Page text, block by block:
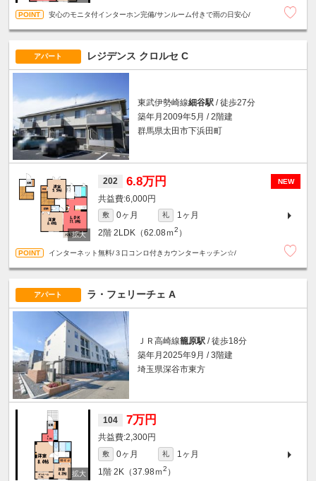
安心のモニタ付インターホン完備/サンルーム付きで雨の日安心/
アパート レジデンス クロルセ C
東武伊勢崎線細谷駅 / 徒歩27分
築年月2009年5月 / 2階建
群馬県太田市下浜田町
NEW
202 6.8万円
6,000円
敷 0ヶ月 礼
1ヶ月
2階 2LDK（62.08ｍ2 ）
インターネット無料/３口コンロ付きカウンターキッチン☆/
アパート ラ・フェリーチェ A
ＪＲ高崎線籠原駅 / 徒歩18分
築年月2025年9月 / 3階建
埼玉県深谷市東方
104 7万円
2,300円
敷 0ヶ月 礼
1ヶ月
1階 2K（37.98ｍ2 ）